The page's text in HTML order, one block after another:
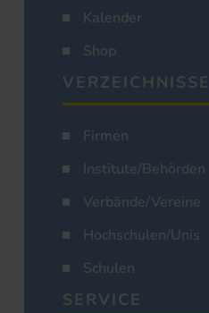
Kalender
Shop
VERZEICHNISSE
Firmen
Institute/Behörden
Verbände/Vereine
Hochschulen/Unis
Schulen
SERVICE